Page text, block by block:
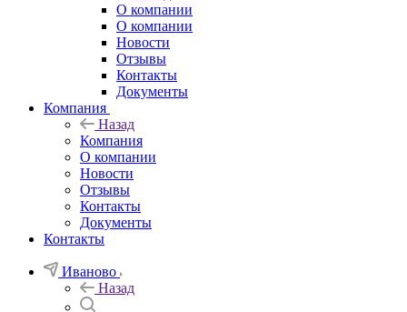
О компании
О компании
Новости
Отзывы
Контакты
Документы
Компания
Назад
Компания
О компании
Новости
Отзывы
Контакты
Документы
Контакты
Иваново
Назад